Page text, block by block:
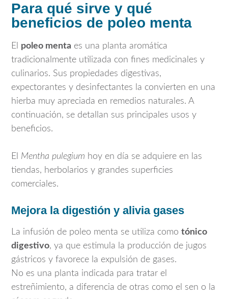
Para qué sirve y qué
beneficios de poleo menta
El poleo menta es una planta aromática
tradicionalmente utilizada con fines medicinales y
culinarios. Sus propiedades digestivas,
expectorantes y desinfectantes la convierten en una
hierba muy apreciada en remedios naturales. A
continuación, se detallan sus principales usos y
beneficios.
El Mentha pulegium hoy en día se adquiere en las
tiendas, herbolarios y grandes superficies
comerciales.
Mejora la digestión y alivia gases
La infusión de poleo menta se utiliza como tónico
digestivo, ya que estimula la producción de jugos
gástricos y favorece la expulsión de gases.
No es una planta indicada para tratar el
estreñimiento, a diferencia de otras como el sen o la